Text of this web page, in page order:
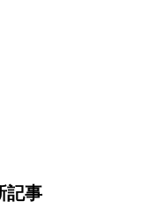
記事